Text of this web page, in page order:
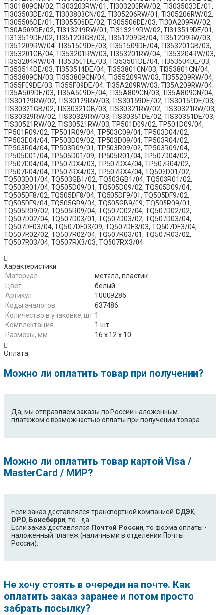
TI301809CN/02, TI303203RW/01, TI303203RW/02, TI303503DE/01,
TI303503DE/02, TI303803CN/02, TI305206RW/01, TI305206RW/02,
TI305506DE/01, TI305506DE/02, TI305506DE/03, TI30A209RW/02,
TI30A509DE/02, TI313219RW/01, TI313219RW/02, TI313519DE/01,
TI313519DE/02, TI351209GB/03, TI351209GB/04, TI351209RW/03,
TI351209RW/04, TI351509DE/03, TI351509DE/04, TI353201GB/03,
TI353201GB/04, TI353201RW/03, TI353201RW/04, TI353204RW/03,
TI353204RW/04, TI353501DE/03, TI353501DE/04, TI353504DE/03,
TI353514DE/03, TI353514DE/04, TI353801CN/03, TI353801CN/04,
TI353809CN/03, TI353809CN/04, TI355209RW/03, TI355209RW/04,
TI355F09DE/03, TI355F09DE/04, TI35A209RW/03, TI35A209RW/04,
TI35A509DE/03, TI35A509DE/04, TI35A809CN/03, TI35A809CN/04,
TIS30129RW/02, TIS30129RW/03, TIS30159DE/02, TIS30159DE/03,
TIS30321GB/02, TIS30321GB/03, TIS30321RW/02, TIS30321RW/03,
TIS30329RW/02, TIS30329RW/03, TIS30351DE/02, TIS30351DE/03,
TIS30521RW/02, TIS30521RW/03, TP501D09/02, TP501D09/04,
TP501R09/02, TP501R09/04, TP503C09/04, TP503D04/02,
TP503D04/04, TP503D09/02, TP503D09/04, TP503R04/02,
TP503R04/04, TP503R09/01, TP503R09/02, TP503R09/04,
TP505D01/04, TP505D01/09, TP505R01/04, TP507D04/02,
TP507D04/04, TP507DX4/03, TP507DX4/04, TP507R04/02,
TP507R04/04, TP507RX4/03, TP507RX4/04, TQ503D01/02,
TQ503D01/04, TQ503GB1/02, TQ503GB1/04, TQ503R01/02,
TQ503R01/04, TQ505D09/01, TQ505D09/02, TQ505D09/04,
TQ505DF8/02, TQ505DF8/04, TQ505DF9/01, TQ505DF9/02,
TQ505DF9/04, TQ505GB9/04, TQ505GB9/09, TQ505R09/01,
TQ505R09/02, TQ505R09/04, TQ507C02/04, TQ507D02/02,
TQ507D02/04, TQ507D03/01, TQ507D03/02, TQ507D03/04,
TQ507DF03/04, TQ507DF03/09, TQ507DF3/03, TQ507DF3/04,
TQ507R02/02, TQ507R02/04, TQ507R03/01, TQ507R03/02,
TQ507R03/04, TQ507RX3/03, TQ507RX3/04
Характеристики
Материал
металл, пластик
Цвет
белый
Артикул
10009286
Коды аналогов
637486
Количество в упаковке, шт 1
Комплектация
1 шт.
Размеры, мм
16 х 12 х 10
Оплата
Можно ли оплатить товар при получении?
Да, мы отправляем заказы по России наложенным
платежом с возможностью оплаты при получении товара.
Можно ли оплатить товар картой Visa /
MasterCard / МИР?
Если заказ доставлялся транспортной компанией СДЭК,
DPD, Боксберри, то - да.
Если заказ доставлялся Почтой России, то форма оплаты -
наложенный платеж (наличными в отделении Почты
России).
Не хочу стоять в очереди на почте. Как
оплатить заказ заранее и потом просто
забрать посылку?